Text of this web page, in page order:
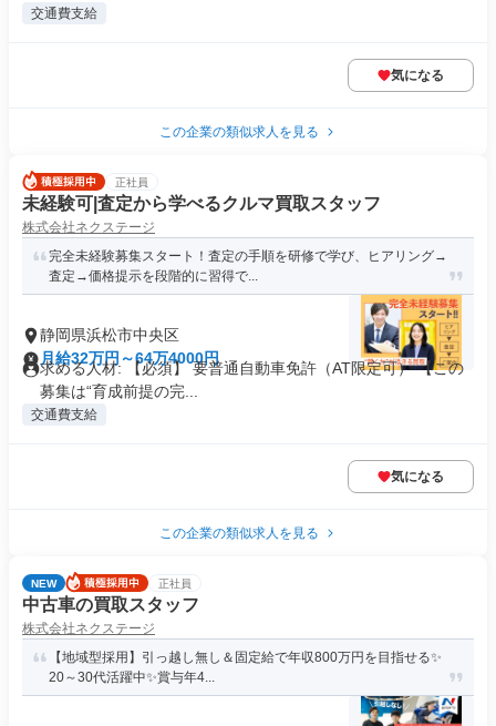
交通費支給
気になる
この企業の類似求人を見る
正社員
未経験可|査定から学べるクルマ買取スタッフ
株式会社ネクステージ
完全未経験募集スタート！査定の手順を研修で学び、ヒアリング→
査定→価格提示を段階的に習得で...
静岡県浜松市中央区
月給32万円～64万4000円
求める人材: 【必須】 要普通自動車免許（AT限定可） 【この
募集は“育成前提の完...
交通費支給
気になる
この企業の類似求人を見る
NEW 正社員
中古車の買取スタッフ
株式会社ネクステージ
【地域型採用】引っ越し無し＆固定給で年収800万円を目指せる✨
20～30代活躍中✨賞与年4...